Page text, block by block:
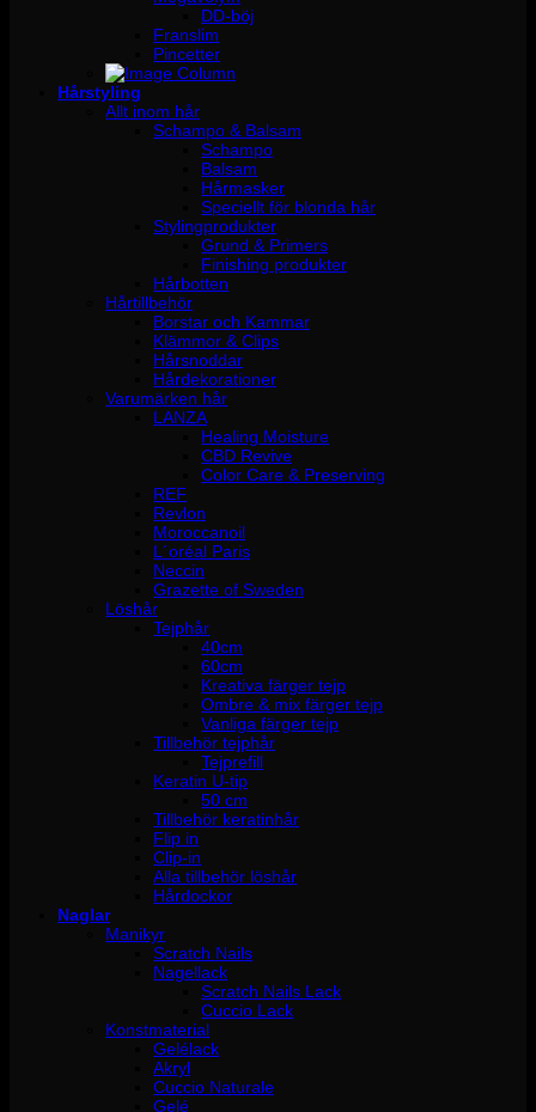
DD-böj
Franslim
Pincetter
Hårstyling
Allt inom hår
Schampo & Balsam
Schampo
Balsam
Hårmasker
Speciellt för blonda hår
Stylingprodukter
Grund & Primers
Finishing produkter
Hårbotten
Hårtillbehör
Borstar och Kammar
Klämmor & Clips
Hårsnoddar
Hårdekorationer
Varumärken hår
LANZA
Healing Moisture
CBD Revive
Color Care & Preserving
REF
Revlon
Moroccanoil
L´oréal Paris
Neccin
Grazette of Sweden
Löshår
Tejphår
40cm
60cm
Kreativa färger tejp
Ombre & mix färger tejp
Vanliga färger tejp
Tillbehör tejphår
Tejprefill
Keratin U-tip
50 cm
Tillbehör keratinhår
Flip in
Clip-in
Alla tillbehör löshår
Hårdockor
Naglar
Manikyr
Scratch Nails
Nagellack
Scratch Nails Lack
Cuccio Lack
Konstmaterial
Gelélack
Akryl
Cuccio Naturale
Gelé